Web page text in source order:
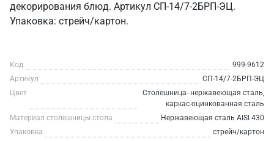
декорирования блюд. Артикул СП-14/7-2БРП-ЭЦ.
Упаковка: стрейч/картон.
Код
999-9612
Артикул
СП-14/7-2БРП-ЭЦ
Цвет
Столешница- нержавеющая сталь,
каркас-оцинкованная сталь
Материал столешницы стола
Нержавеющая сталь AISI 430
Упаковка
стрейч/картон